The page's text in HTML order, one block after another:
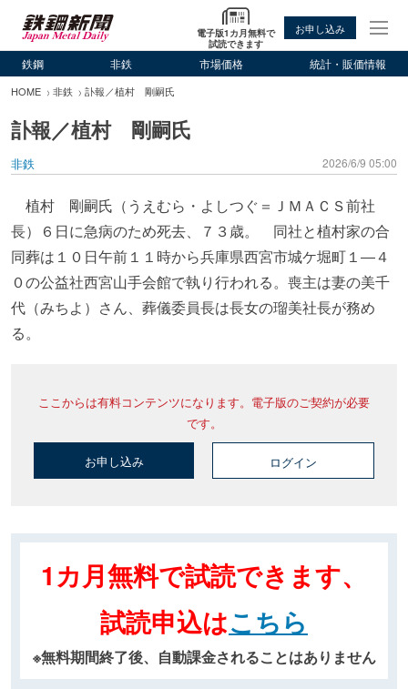
電子版1カ月無料で
試読できます
お申し込み
鉄鋼 非鉄 市場価格 統計・販価情報
HOME 非鉄 訃報／植村 剛嗣氏
訃報／植村 剛嗣氏
非鉄 2026/6/9 05:00
植村 剛嗣氏（うえむら・よしつぐ＝ＪＭＡＣＳ前社
長）６日に急病のため死去、７３歳。 同社と植村家の合
同葬は１０日午前１１時から兵庫県西宮市城ケ堀町１―４
０の公益社西宮山手会館で執り行われる。喪主は妻の美千
代（みちよ）さん、葬儀委員長は長女の瑠美社長が務め
る。
ここからは有料コンテンツになります。電子版のご契約が必要
です。
お申し込み ログイン
1カ月無料で試読できます、
試読申込はこちら
※無料期間終了後、自動課金されることはありません